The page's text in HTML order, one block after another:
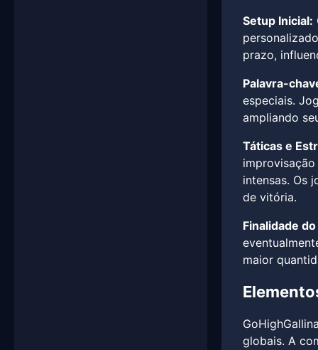
Setup Inicial:
prazo,
Palavra-
especiais.
ampliando
Táticas e
intensas. Os
de vitória.
Finalidade
maior
globais. A